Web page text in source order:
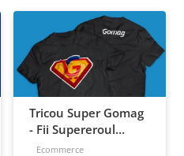
Tricou Super Gomag
- Fii Supereroul
Clientilor Tai
Ecommerce